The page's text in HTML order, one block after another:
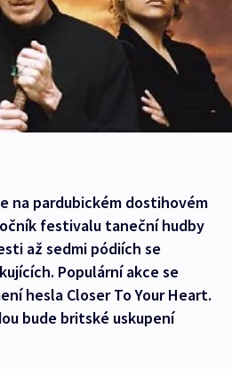
na pardubickém dostihovém
festivalu taneční hudby
až sedmi pódiích se
Populární akce se
hesla Closer To Your Heart.
bude britské uskupení